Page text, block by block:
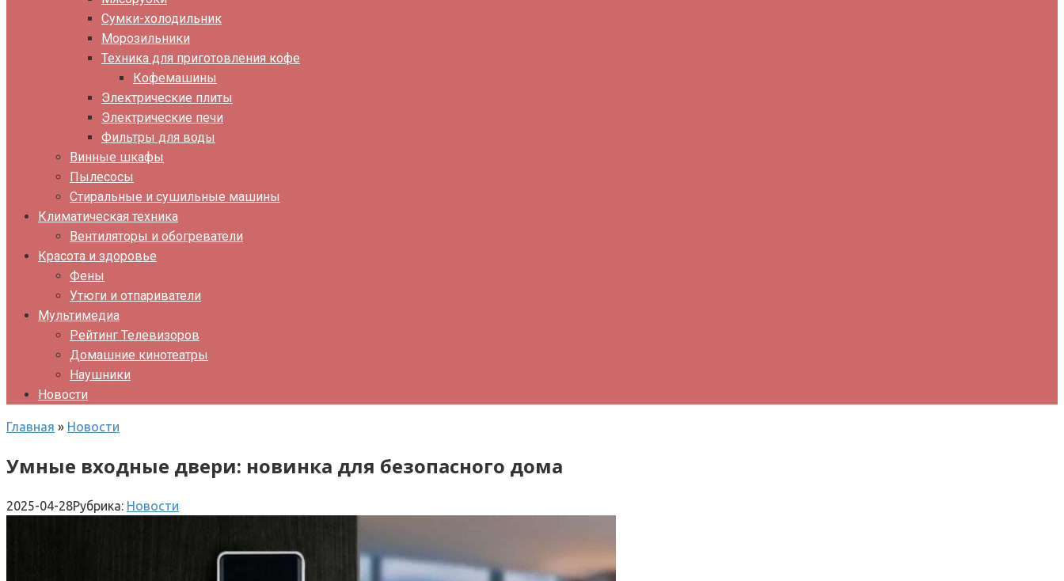
Сумки-холодильник
Морозильники
Техника для приготовления кофе
Кофемашины
Электрические плиты
Электрические печи
Фильтры для воды
Винные шкафы
Пылесосы
Стиральные и сушильные машины
Климатическая техника
Вентиляторы и обогреватели
Красота и здоровье
Фены
Утюги и отпариватели
Мультимедиа
Рейтинг Телевизоров
Домашние кинотеатры
Наушники
Новости
Главная » Новости
Умные входные двери: новинка для безопасного дома
2025-04-28Рубрика: Новости